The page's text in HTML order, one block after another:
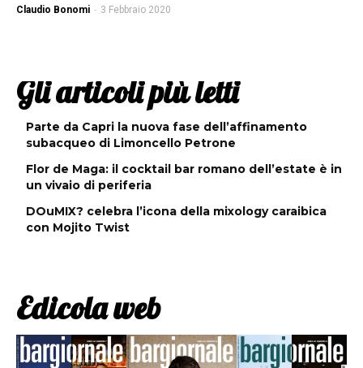
Claudio Bonomi - 3 Febbraio 2020
Gli articoli più letti
Parte da Capri la nuova fase dell’affinamento
subacqueo di Limoncello Petrone
Flor de Maga: il cocktail bar romano dell’estate è in
un vivaio di periferia
DOuMIX? celebra l’icona della mixology caraibica
con Mojito Twist
Edicola web